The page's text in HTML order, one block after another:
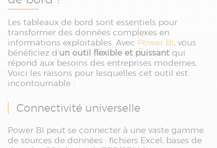
Les tableaux de bord sont essentiels pour
transformer des données complexes en
informations exploitables. Avec Power BI, vous
bénéficiez d’un outil flexible et puissant qui
répond aux besoins des entreprises modernes.
Voici les raisons pour lesquelles cet outil est
incontournable :
Connectivité universelle
Power BI peut se connecter à une vaste gamme
de sources de données : fichiers Excel, bases de